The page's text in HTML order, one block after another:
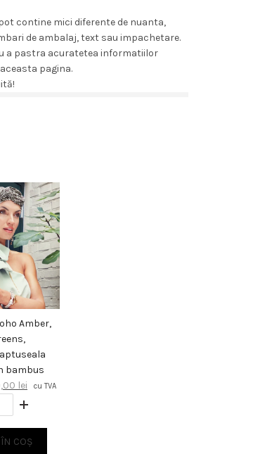
contine mici diferente de nuanta,
de ambalaj, text sau impachetare.
a pastra acuratetea informatiilor
pagina.
LIFT EXPRESS - FIOLE PENTRU TEN EFECT DE
Amber,
bambus
lei.
lei Prețul
170,00 lei.
cu TVA
COȘ